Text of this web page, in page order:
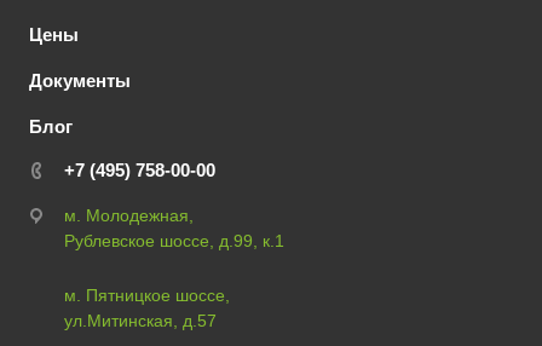
Цены
Документы
Блог
+7 (495) 758-00-00
м. Молодежная,
Рублевское шоссе, д.99, к.1
м. Пятницкое шоссе,
ул.Митинская, д.57